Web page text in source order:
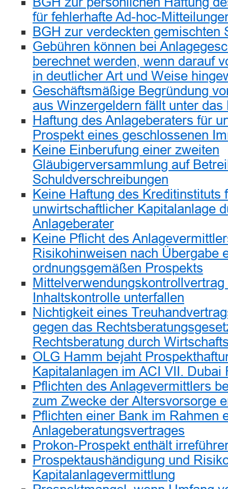
für fehlerhafte Ad-hoc-
BGH zur verdeckten gemischten
Gebühren können bei
berechnet werden, wenn darauf
in deutlicher Art und Weise
Geschäftsmäßige Begründung
aus Winzergeldern fällt unter das
Haftung des Anlageberaters für
Prospekt eines geschlossenen
Keine Einberufung einer zweiten
Gläubigerversammlung auf
Schuldverschreibungen
Keine Haftung des Kreditinstituts
unwirtschaftlicher Kapitalanlage
Anlageberater
Keine Pflicht des
Risikohinweisen nach Übergabe
ordnungsgemäßen Prospekts
Inhaltskontrolle unterfallen
Nichtigkeit eines
gegen das
Rechtsberatung durch
OLG Hamm bejaht
Kapitalanlagen im ACI VII. Dubai
Pflichten des Anlagevermittlers
zum Zwecke der Altersvorsorge
Pflichten einer Bank im Rahmen
Anlageberatungsvertrages
Prokon-Prospekt enthält
Prospektaushändigung und
Kapitalanlagevermittlung